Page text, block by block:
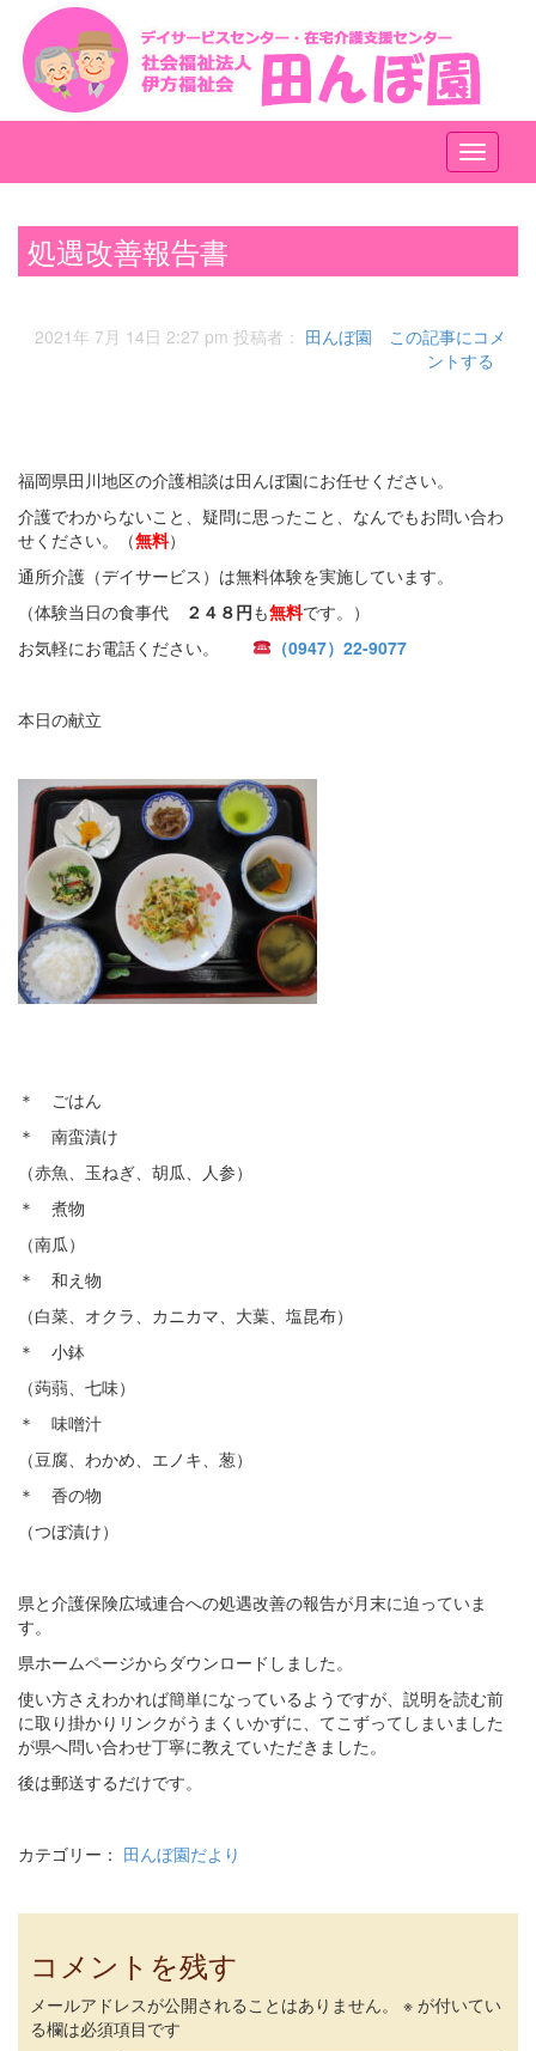
メ
ニ
ー
処遇改善報告書
2021年 7月 14日 2:27 pm 投稿者： 田んぼ園
この記事にコメ
ントする
福岡県田川地区の介護相談は田んぼ園にお任せください。
介護でわからないこと、疑問に思ったこと、なんでもお問い合わ
せください。（無料）
通所介護（デイサービス）は無料体験を実施しています。
（体験当日の食事代
２４８円も無料です。）
お気軽にお電話ください。
（0947）22-9077
本日の献立
＊ ごはん
＊ 南蛮漬け
（赤魚、玉ねぎ、胡瓜、人参）
＊ 煮物
（南瓜）
＊ 和え物
（白菜、オクラ、カニカマ、大葉、塩昆布）
＊ 小鉢
（蒟蒻、七味）
＊ 味噌汁
（豆腐、わかめ、エノキ、葱）
＊ 香の物
（つぼ漬け）
県と介護保険広域連合への処遇改善の報告が月末に迫っていま
す。
県ホームページからダウンロードしました。
使い方さえわかれば簡単になっているようですが、説明を読む前
に取り掛かりリンクがうまくいかずに、てこずってしまいました
が県へ問い合わせ丁寧に教えていただきました。
後は郵送するだけです。
カテゴリー： 田んぼ園だより
コメントを残す
メールアドレスが公開されることはありません。 ※ が付いてい
る欄は必須項目です